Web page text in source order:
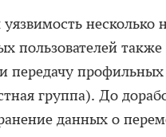
несколько
пользователей также
передачу
группа). До
данных о